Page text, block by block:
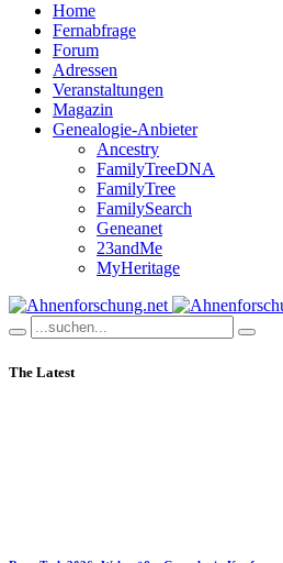
Home
Fernabfrage
Forum
Adressen
Veranstaltungen
Magazin
Genealogie-Anbieter
Ancestry
FamilyTreeDNA
FamilyTree
FamilySearch
Geneanet
23andMe
MyHeritage
The Latest